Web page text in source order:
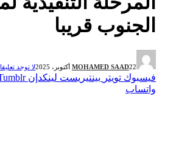
الجنوب قريبا
MOHAMED SAAD22 أكتوبر، 2025 لا توجد
فيسبوك تويتر بينتيريست لينكدإن Tumblr
واتساب